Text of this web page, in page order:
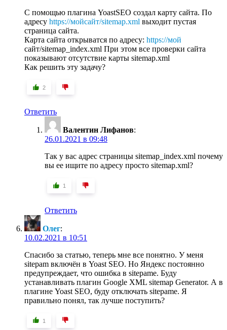
С помощью плагина YoastSEO создал карту сайта. По
адресу https://мойсайт/sitemap.xml выходит пустая
страница сайта.
Карта сайта открыватся по адресу: https://мой
сайт/sitemap_index.xml При этом все проверки сайта
показывают отсутствие карты sitemap.xml
Как решить эту задачу?
2
Ответить
Валентин Лифанов:
26.01.2021 в 09:48
Так у вас адрес страницы sitemap_index.xml почему
вы ее ищите по адресу просто sitemap.xml?
1
Ответить
Олег:
10.02.2021 в 10:51
Спасибо за статью, теперь мне все понятно. У меня
sitepаm включён в Yoast SEO. Но Яндекс постоянно
предупреждает, что ошибка в sitepame. Буду
устанавливать плагин Google XML sitemap Generator. А в
плагине Yoast SEO, буду отключать sitepame. Я
правильно понял, так лучше поступить?
1